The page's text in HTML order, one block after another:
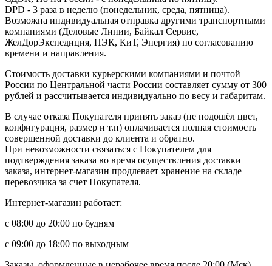
DPD - 3 раза в неделю (понедельник, среда, пятница).
Возможна индивидуальная отправка другими транспортными
компаниями (Деловые Линии, Байкал Сервис,
ЖелДорЭкспедиция, ПЭК, КиТ, Энергия) по согласованию
времени и направления.
Стоимость доставки курьерскими компаниями и почтой
России по Центральной части России составляет сумму от 300
рублей и рассчитывается индивидуально по весу и габаритам.
В случае отказа Покупателя принять заказ (не подошёл цвет,
конфигурация, размер и т.п) оплачивается полная стоимость
совершенной доставки до клиента и обратно.
При невозможности связаться с Покупателем для
подтверждения заказа во время осуществления доставки
заказа, интернет-магазин продлевает хранение на складе
перевозчика за счет Покупателя.
Интернет-магазин работает:
с 08:00 до 20:00 по будням
с 09:00 до 18:00 по выходным